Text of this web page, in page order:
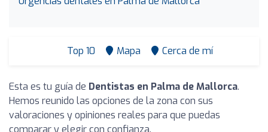
Top 10 Mapa Cerca de mí
Esta es tu guía de Dentistas en Palma de Mallorca.
Hemos reunido las opciones de la zona con sus
valoraciones y opiniones reales para que puedas
comparar y elegir con confianza.